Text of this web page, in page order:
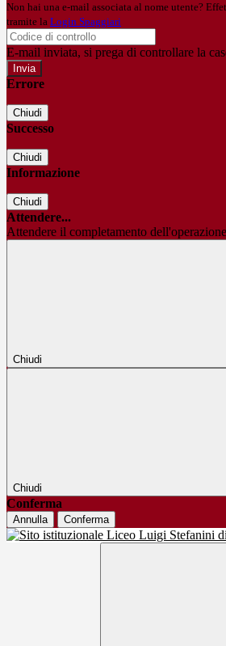
Non hai una e-mail associata al nome utente?
tramite la Login Spaggiari
E-mail inviata, si prega di controllare la
Errore
Chiudi
Successo
Chiudi
Informazione
Chiudi
Attendere...
Attendere il completamento
Chiudi
Chiudi
Conferma
Annulla Conferma